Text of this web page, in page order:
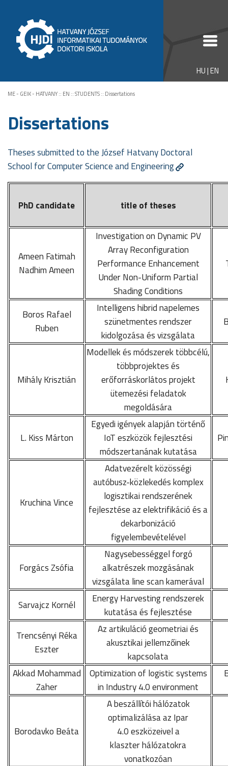
HU|EN
ME - GEIK - HATVANY:: EN ::STUDENTS:: Dissertations
Dissertations
Theses submitted to the József Hatvany Doctoral
School for Computer Science and Engineering
PhD candidate title of theses
Ameen Fatimah
Nadhim Ameen
Investigation on Dynamic PV
Array Reconfiguration
Performance Enhancement
Under Non-Uniform Partial
Shading Conditions
Boros Rafael
Ruben
Intelligens hibrid napelemes
szünetmentes rendszer
kidolgozása és vizsgálata
Mihály Krisztián
Modellek és módszerek többcélú,
többprojektes és
erőforráskorlátos projekt
ütemezési feladatok
megoldására
L. Kiss Márton
Egyedi igények alapján történő
IoT eszközök fejlesztési
módszertanának kutatása
Kruchina Vince
Adatvezérelt közösségi
autóbusz-közlekedés komplex
logisztikai rendszerének
fejlesztése az elektrifikáció és a
dekarbonizáció
figyelembevételével
Forgács Zsófia
Nagysebességgel forgó
alkatrészek mozgásának
vizsgálata line scan kamerával
Sarvajcz Kornél
Energy Harvesting rendszerek
kutatása és fejlesztése
Trencsényi Réka
Eszter
Az artikuláció geometriai és
akusztikai jellemzőinek
kapcsolata
Akkad Mohammad
Zaher
Optimization of logistic systems
in Industry 4.0 environment
Borodavko Beáta
A beszállítói hálózatok
optimalizálása az Ipar
4.0 eszközeivel a
klaszter hálózatokra
vonatkozóan